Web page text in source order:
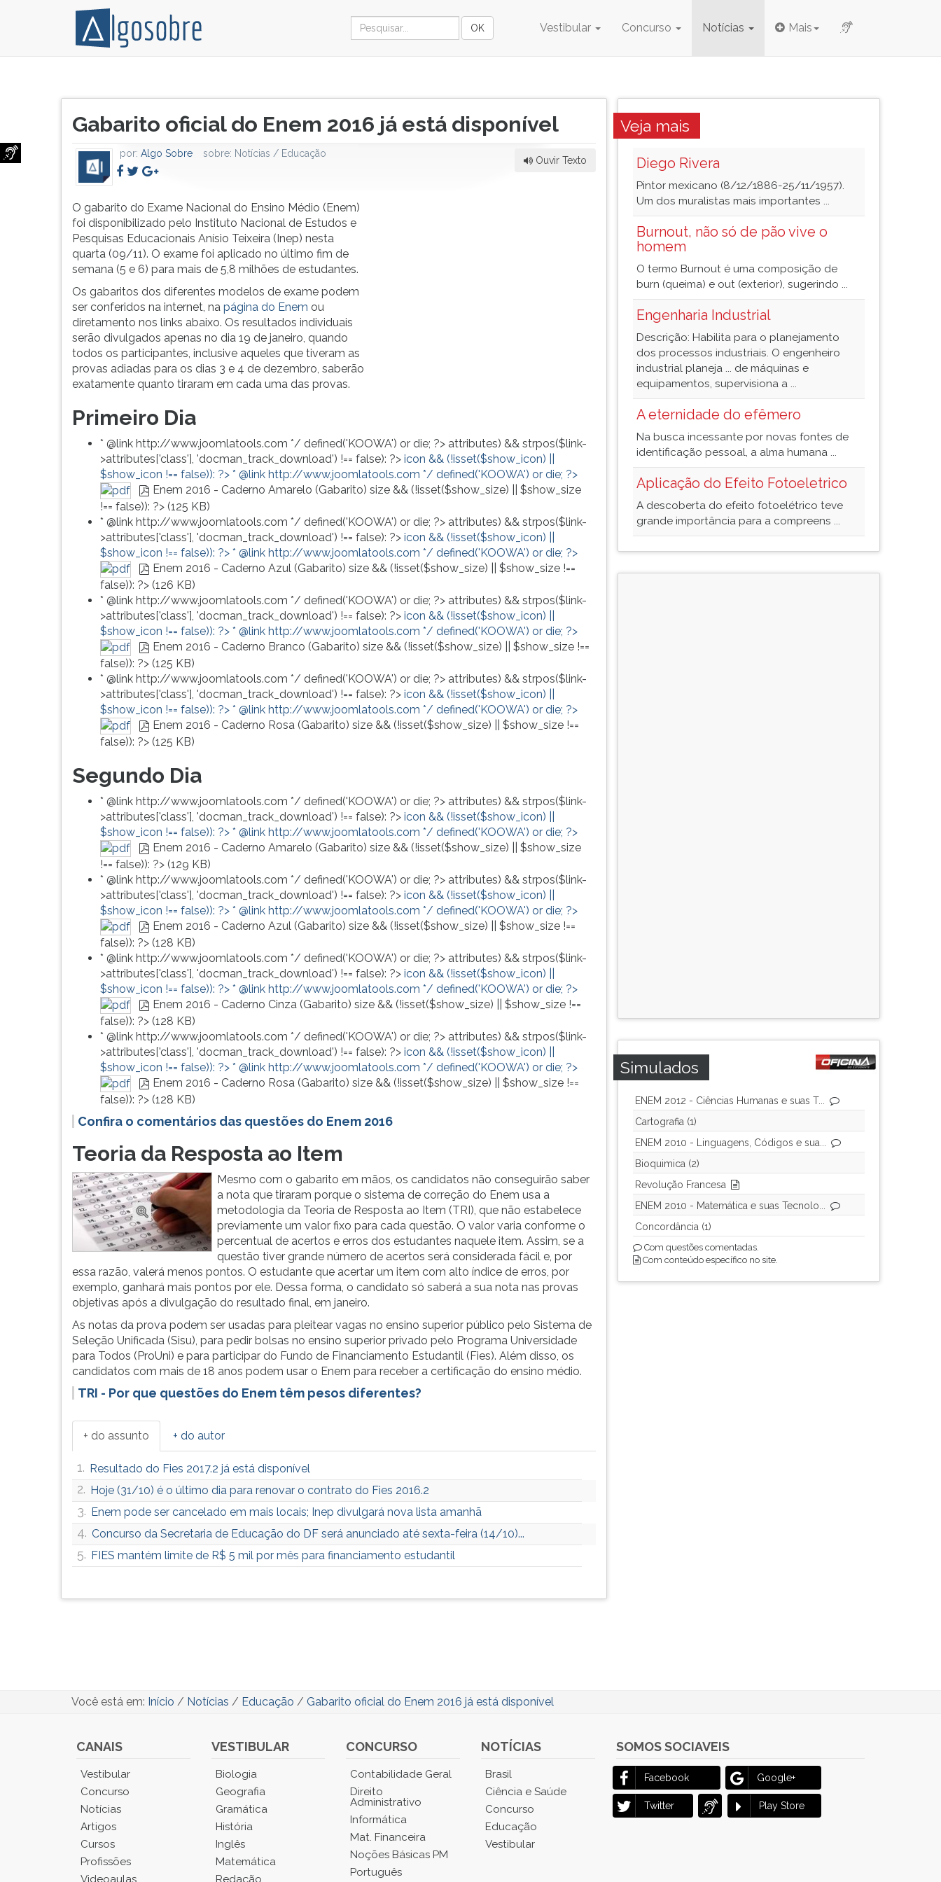
Vestibular Concurso Notícias Mais
2016
foi
F
para
do
artigo:
Gabarito oficial do Enem 2016 já está disponível
Ouvir Texto
por: Algo Sobre sobre: Notícias / Educação
O gabarito do Exame Nacional do Ensino Médio (Enem)
foi disponibilizado pelo Instituto Nacional de Estudos e
Pesquisas Educacionais Anísio Teixeira (Inep) nesta
quarta (09/11). O exame foi aplicado no último fim de
semana (5 e 6) para mais de 5,8 milhões de estudantes.
Os gabaritos dos diferentes modelos de exame podem
ser conferidos na internet, na página do Enem ou
diretamento nos links abaixo. Os resultados individuais
serão divulgados apenas no dia 19 de janeiro, quando
todos os participantes, inclusive aqueles que tiveram as
provas adiadas para os dias 3 e 4 de dezembro, saberão
exatamente quanto tiraram em cada uma das provas.
Primeiro Dia
* @link http://www.joomlatools.com */ defined('KOOWA') or die; ?> attributes) && strpos($link-
>attributes['class'], 'docman_track_download') !== false): ?> icon && (!isset($show_icon) ||
$show_icon !== false)): ?> * @link http://www.joomlatools.com */ defined('KOOWA') or die; ?>
pdf
Enem 2016 - Caderno Amarelo (Gabarito) size && (!isset($show_size) || $show_size
!== false)): ?> (125 KB)
* @link http://www.joomlatools.com */ defined('KOOWA') or die; ?> attributes) && strpos($link-
>attributes['class'], 'docman_track_download') !== false): ?> icon && (!isset($show_icon) ||
$show_icon !== false)): ?> * @link http://www.joomlatools.com */ defined('KOOWA') or die; ?>
pdf
Enem 2016 - Caderno Azul (Gabarito) size && (!isset($show_size) || $show_size !==
false)): ?> (126 KB)
* @link http://www.joomlatools.com */ defined('KOOWA') or die; ?> attributes) && strpos($link-
>attributes['class'], 'docman_track_download') !== false): ?> icon && (!isset($show_icon) ||
$show_icon !== false)): ?> * @link http://www.joomlatools.com */ defined('KOOWA') or die; ?>
pdf
Enem 2016 - Caderno Branco (Gabarito) size && (!isset($show_size) || $show_size !==
false)): ?> (125 KB)
* @link http://www.joomlatools.com */ defined('KOOWA') or die; ?> attributes) && strpos($link-
>attributes['class'], 'docman_track_download') !== false): ?> icon && (!isset($show_icon) ||
$show_icon !== false)): ?> * @link http://www.joomlatools.com */ defined('KOOWA') or die; ?>
pdf
Enem 2016 - Caderno Rosa (Gabarito) size && (!isset($show_size) || $show_size !==
false)): ?> (125 KB)
Segundo Dia
* @link http://www.joomlatools.com */ defined('KOOWA') or die; ?> attributes) && strpos($link-
>attributes['class'], 'docman_track_download') !== false): ?> icon && (!isset($show_icon) ||
$show_icon !== false)): ?> * @link http://www.joomlatools.com */ defined('KOOWA') or die; ?>
pdf
Enem 2016 - Caderno Amarelo (Gabarito) size && (!isset($show_size) || $show_size
!== false)): ?> (129 KB)
* @link http://www.joomlatools.com */ defined('KOOWA') or die; ?> attributes) && strpos($link-
>attributes['class'], 'docman_track_download') !== false): ?> icon && (!isset($show_icon) ||
$show_icon !== false)): ?> * @link http://www.joomlatools.com */ defined('KOOWA') or die; ?>
pdf
Enem 2016 - Caderno Azul (Gabarito) size && (!isset($show_size) || $show_size !==
false)): ?> (128 KB)
* @link http://www.joomlatools.com */ defined('KOOWA') or die; ?> attributes) && strpos($link-
>attributes['class'], 'docman_track_download') !== false): ?> icon && (!isset($show_icon) ||
$show_icon !== false)): ?> * @link http://www.joomlatools.com */ defined('KOOWA') or die; ?>
pdf
Enem 2016 - Caderno Cinza (Gabarito) size && (!isset($show_size) || $show_size !==
false)): ?> (128 KB)
* @link http://www.joomlatools.com */ defined('KOOWA') or die; ?> attributes) && strpos($link-
>attributes['class'], 'docman_track_download') !== false): ?> icon && (!isset($show_icon) ||
$show_icon !== false)): ?> * @link http://www.joomlatools.com */ defined('KOOWA') or die; ?>
pdf
Enem 2016 - Caderno Rosa (Gabarito) size && (!isset($show_size) || $show_size !==
false)): ?> (128 KB)
Confira o comentários das questões do Enem 2016
Teoria da Resposta ao Item
Mesmo com o gabarito em mãos, os candidatos não conseguirão saber
a nota que tiraram porque o sistema de correção do Enem usa a
metodologia da Teoria de Resposta ao Item (TRI), que não estabelece
previamente um valor fixo para cada questão. O valor varia conforme o
percentual de acertos e erros dos estudantes naquele item. Assim, se a
questão tiver grande número de acertos será considerada fácil e, por
essa razão, valerá menos pontos. O estudante que acertar um item com alto índice de erros, por
exemplo, ganhará mais pontos por ele. Dessa forma, o candidato só saberá a sua nota nas provas
objetivas após a divulgação do resultado final, em janeiro.
As notas da prova podem ser usadas para pleitear vagas no ensino superior público pelo Sistema de
Seleção Unificada (Sisu), para pedir bolsas no ensino superior privado pelo Programa Universidade
para Todos (ProUni) e para participar do Fundo de Financiamento Estudantil (Fies). Além disso, os
candidatos com mais de 18 anos podem usar o Enem para receber a certificação do ensino médio.
TRI - Por que questões do Enem têm pesos diferentes?
+ do assunto + do autor
1. Resultado do Fies 2017.2 já está disponível
2. Hoje (31/10) é o último dia para renovar o contrato do Fies 2016.2
3. Enem pode ser cancelado em mais locais; Inep divulgará nova lista amanhã
4. Concurso da Secretaria de Educação do DF será anunciado até sexta-feira (14/10)...
5. FIES mantém limite de R$ 5 mil por mês para financiamento estudantil
Veja mais
Diego Rivera
Pintor mexicano (8/12/1886-25/11/1957).
Um dos muralistas mais importantes ...
Burnout, não só de pão vive o
homem
O termo Burnout é uma composição de
burn (queima) e out (exterior), sugerindo ...
Engenharia Industrial
Descrição: Habilita para o planejamento
dos processos industriais. O engenheiro
industrial planeja ... de máquinas e
equipamentos, supervisiona a ...
A eternidade do efêmero
Na busca incessante por novas fontes de
identificação pessoal, a alma humana ...
Aplicação do Efeito Fotoeletrico
A descoberta do efeito fotoelétrico teve
grande importância para a compreens ...
Simulados
ENEM 2012 - Ciências Humanas e suas T...
Cartografia (1)
ENEM 2010 - Linguagens, Códigos e sua...
Bioquimica (2)
Revolução Francesa
ENEM 2010 - Matemática e suas Tecnolo...
Concordância (1)
Com questões comentadas.
Com conteúdo específico no site.
Você está em: Início / Notícias / Educação / Gabarito oficial do Enem 2016 já está disponível
CANAIS
Você
está
Menu
Principal.
Pressione
TAB
e
Vestibular
Concurso
Notícias
Artigos
Cursos
Profissões
Videoaulas
VESTIBULAR
Biologia
Geografia
Gramática
História
Inglês
Matemática
Redação
CONCURSO
Contabilidade Geral
Direito
Administrativo
Informática
Mat. Financeira
Noções Básicas PM
Português
NOTÍCIAS
Brasil
Ciência e Saúde
Concurso
Educação
Vestibular
SOMOS SOCIAVEIS
Facebook Google+
Twitter Play Store